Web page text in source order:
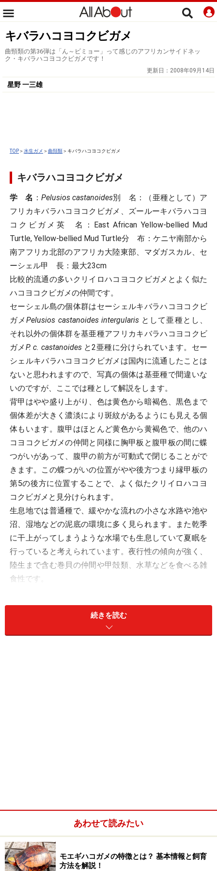
キバラハコヨコクビガメ
曲頸類の第36弾は「ん～ビミョー」って感じのアフリカンサイドネッ
ク・キバラハコヨコクビガメです！
更新日： 2008年09月14日
星野 一三雄
TOP＞水生ガメ ＞曲頚類＞キバラハコヨコクビガメ
キバラハコヨコクビガメ
学 名 ： Pelusios castanoides別 名 ：（亜種として）ア
フリカキバラハコヨコクビガメ、ズールーキバラハコヨ
コクビガメ 英 名
：East African Yellow-bellied Mud
Turtle, Yellow-bellied Mud Turtle分 布 ：ケニヤ南部から
南アフリカ北部のアフリカ大陸東部、マダガスカル、セ
ーシェル甲 長 ：最大23cm
比較的流通の多いクリイロハコヨコクビガメとよく似た
ハコヨコクビガメの仲間です。
セーシェル島の個体群はセーシェルキバラハコヨコクビ
ガメPelusios castanoides intergularisとして亜種とし、
それ以外の個体群を基亜種アフリカキバラハコヨコクビ
ガメ P. c. castanoides と2亜種に分けられています。セー
シェルキバラハコヨコクビガメは国内に流通したことは
ないと思われますので、写真の個体は基亜種で間違いな
いのですが、ここでは種として解説をします。
背甲はやや盛り上がり、色は黄色から暗褐色、黒色まで
個体差が大きく濃淡により斑紋があるようにも見える個
体もいます。腹甲はほとんど黄色から黄褐色で、他のハ
コヨコクビガメの仲間と同様に胸甲板と腹甲板の間に蝶
つがいがあって、腹甲の前方が可動式で閉じることがで
きます。この蝶つがいの位置がやや後方つまり縁甲板の
第5の後方に位置することで、よく似たクリイロハコヨ
コクビガメと見分けられます。
生息地では普通種で、緩やかな流れの小さな水路や池や
沼、湿地などの泥底の環境に多く見られます。また乾季
に干上がってしまうような水場でも生息していて夏眠を
行っていると考えられています。夜行性の傾向が強く、
陸生まで含む巻貝の仲間や甲殻類、水草などを食べる雑
食性です。
に産卵を行い、30－33×21.5－23mmの卵を25個生んだ記
基亜種でも流通量は非常に少なく、目にすることも少な
続きを読む
あわせて読みたい
モエギハコガメの特徴とは？ 基本情報と飼育
方法を解説！